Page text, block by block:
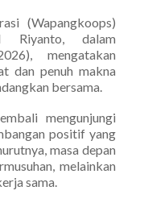
(Wapangkoops)
dalam
mengatakan
dan penuh makna
bersama.
mengunjungi
positif yang
masa depan
melainkan
sama.